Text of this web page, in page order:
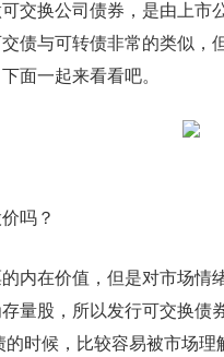
交换公司债券，是由上市
债与可转债非常的类似
面一起来看看吧。
吗？
内在价值，但是对市场情
量股，所以发行可交换
的时候，比较容易被市场